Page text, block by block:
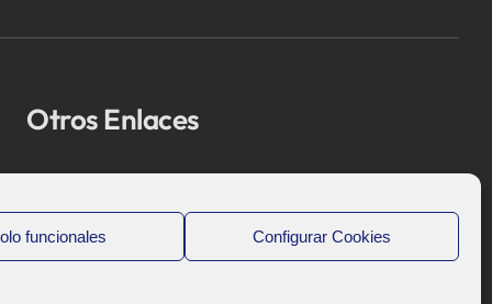
funcionales Configurar Cookies
Otros Enlaces
Bioef
Gobierno Vasco